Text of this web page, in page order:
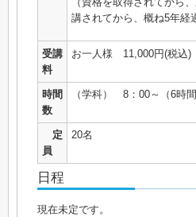
講されてから、概ね5年経
受講
料
お一人様 11,000円(税込
時間
数
（学科） 8：00～（6時間
定
員
20名
日程
現在未定です。